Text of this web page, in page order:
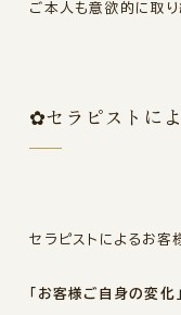
ご本人も意欲的に取り
✿セラピストに
セラピストによるお客
「お客様ご自身の変化」